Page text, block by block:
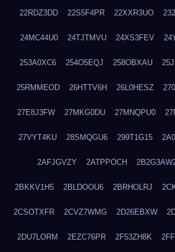
22RDZ3DD 22S5F4PR 22XXR3UO
24MC44U0 24TJTMVU 24XS3FEV
253A0XC6 254O5EQJ 258OBXAU
25RMMEOD 26HTTV6H 26L0HESZ
27E8J3FW 27MKG0DU 27MNQPU0
27VYT4KU 28SMQGU6 299T1G15
2AFJGVZY 2ATPPOCH
2BKKV1H5 2BLDOOU6 2BRHOLRJ
2CSOTXFR 2CVZ7WMG 2D26EBXW
2DU7LORM 2EZC76PR 2F53ZH8K